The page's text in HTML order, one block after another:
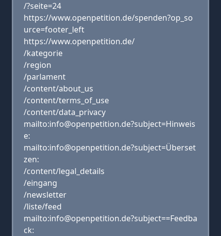
/?seite=24
https://www.openpetition.de/spenden?op_so
urce=footer_left
https://www.openpetition.de/
/kategorie
/region
/parlament
/content/about_us
/content/terms_of_use
/content/data_privacy
mailto:info@openpetition.de?subject=Hinweis
e:
mailto:info@openpetition.de?subject=Überset
zen:
/content/legal_details
/eingang
/newsletter
/liste/feed
mailto:info@openpetition.de?subject==Feedba
ck: